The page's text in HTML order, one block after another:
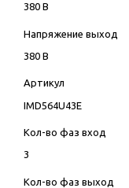
380 В
Напряжение выход
380 В
Артикул
IMD564U43E
Кол-во фаз вход
3
Кол-во фаз выход